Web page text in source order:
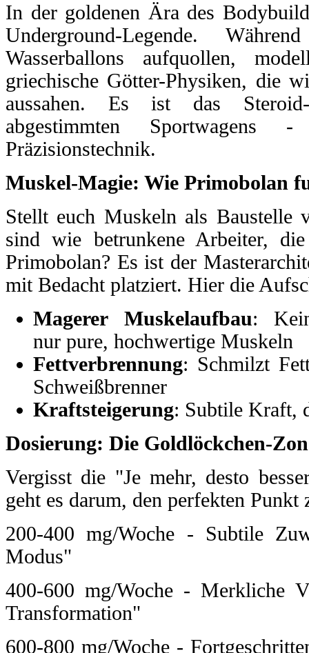
In der goldenen Ära des
Underground-Legende.
Wasserballons aufquollen,
griechische Götter-Physiken, die
aussahen. Es ist das
abgestimmten
Präzisionstechnik.
Muskel-Magie: Wie Primobolan
Stellt euch Muskeln als Baustelle
sind wie betrunkene Arbeiter,
Primobolan? Es ist der
mit Bedacht platziert. Hier die
Magerer Muskelaufbau:
nur pure, hochwertige Muskeln
Fettverbrennung: Schmilzt
Schweißbrenner
Kraftsteigerung: Subtile Kraft,
Dosierung: Die Goldlöckchen-
Vergisst die "Je mehr, desto
geht es darum, den perfekten Punkt
200-400 mg/Woche - Subtile
Modus"
400-600 mg/Woche - Merkliche
Transformation"
600-800 mg/Woche -